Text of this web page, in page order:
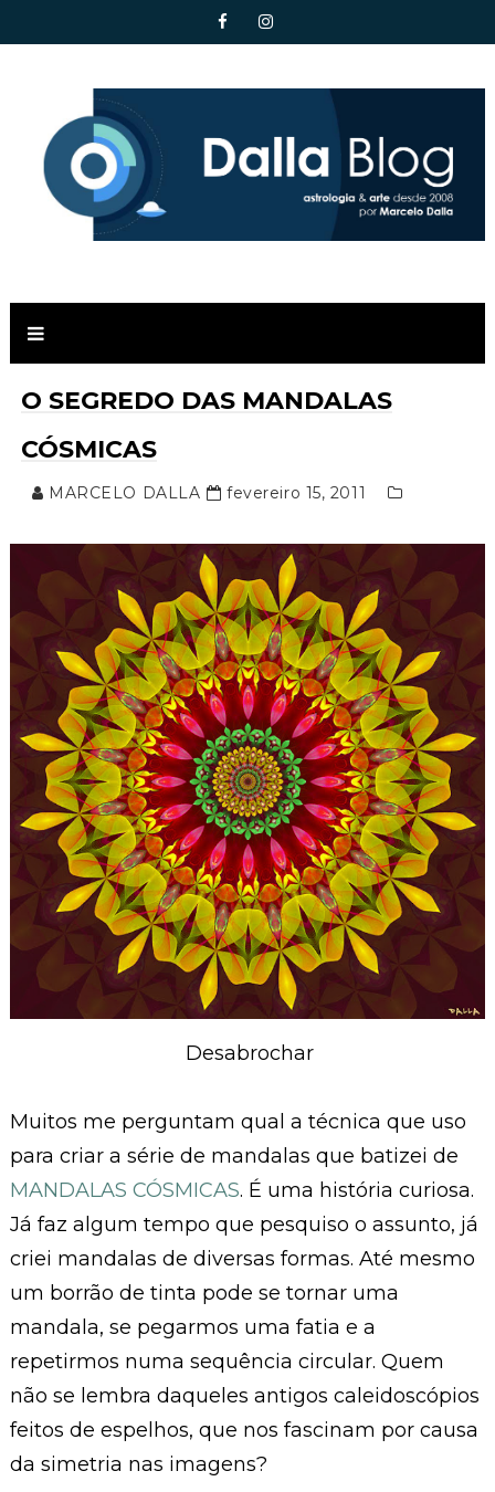
O SEGREDO DAS MANDALAS
CÓSMICAS
MARCELO DALLA fevereiro 15, 2011
Desabrochar
Muitos me perguntam qual a técnica que uso
para criar a série de mandalas que batizei de
MANDALAS CÓSMICAS. É uma história curiosa.
Já faz algum tempo que pesquiso o assunto, já
criei mandalas de diversas formas. Até mesmo
um borrão de tinta pode se tornar uma
mandala, se pegarmos uma fatia e a
repetirmos numa sequência circular. Quem
não se lembra daqueles antigos caleidoscópios
feitos de espelhos, que nos fascinam por causa
da simetria nas imagens?